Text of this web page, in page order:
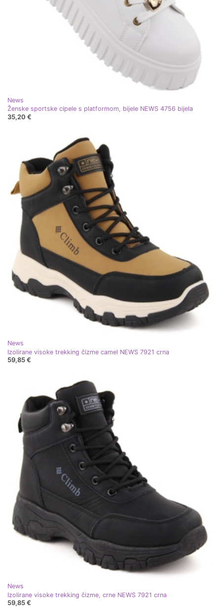
News
Ženske sportske cipele s platformom, bijele NEWS 4756 bijela
35,20 €
News
Izolirane visoke trekking čizme camel NEWS 7921 crna
59,85 €
News
Izolirane visoke trekking čizme, crne NEWS 7921 crna
59,85 €